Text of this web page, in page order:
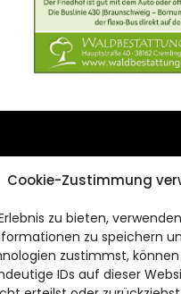
Cookie-Zustimmung
zu bieten,
zu speichern
zustimmst,
IDs auf dieser
DAS
FÜR
Impressum
Cookie